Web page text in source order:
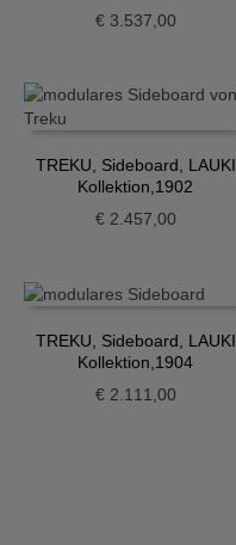
€3.537,00
TREKU, Sideboard, LAUKI
Kollektion,1902
€2.457,00
TREKU, Sideboard, LAUKI
Kollektion,1904
€2.111,00